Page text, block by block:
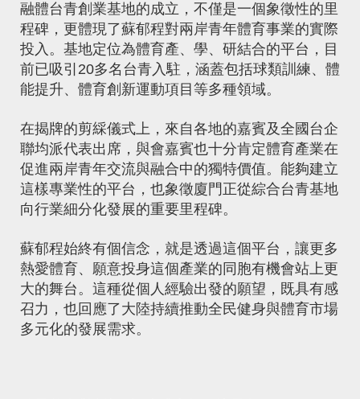
融體台青創業基地的成立，不僅是一個象徵性的里
程碑，更體現了蘇郁程對兩岸青年體育事業的實際
投入。基地定位為體育產、學、研結合的平台，目
前已吸引20多名台青入駐，涵蓋包括球類訓練、體
能提升、體育創新運動項目等多種領域。
在揭牌的剪綵儀式上，來自各地的嘉賓及全國台企
聯均派代表出席，與會嘉賓也十分肯定體育產業在
促進兩岸青年交流與融合中的獨特價值。能夠建立
這樣專業性的平台，也象徵廈門正從綜合台青基地
向行業細分化發展的重要里程碑。
蘇郁程始終有個信念，就是透過這個平台，讓更多
熱愛體育、願意投身這個產業的同胞有機會站上更
大的舞台。這種從個人經驗出發的願望，既具有感
召力，也回應了大陸持續推動全民健身與體育市場
多元化的發展需求。